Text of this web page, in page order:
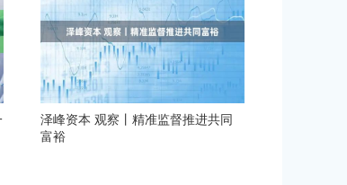
泽峰资本 观察丨精准监督推进共同
富裕